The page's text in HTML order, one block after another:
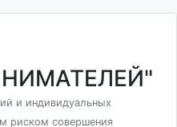
и индивидуальных
риском совершения